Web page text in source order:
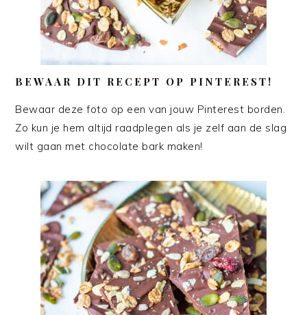
BEWAAR DIT RECEPT OP PINTEREST!
Bewaar deze foto op een van jouw Pinterest borden.
Zo kun je hem altijd raadplegen als je zelf aan de slag
wilt gaan met chocolate bark maken!